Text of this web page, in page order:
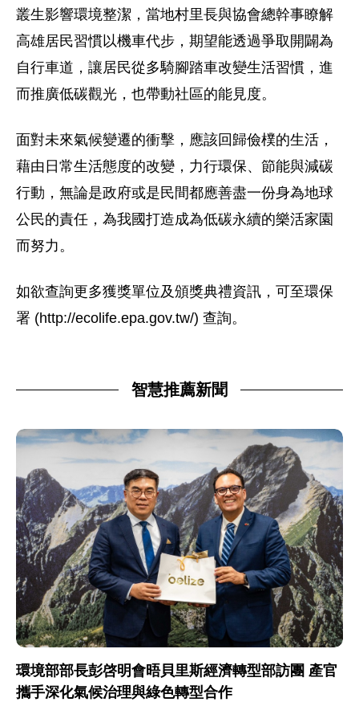
叢生影響環境整潔，當地村里長與協會總幹事瞭解
高雄居民習慣以機車代步，期望能透過爭取開闢為
自行車道，讓居民從多騎腳踏車改變生活習慣，進
而推廣低碳觀光，也帶動社區的能見度。
面對未來氣候變遷的衝擊，應該回歸儉樸的生活，
藉由日常生活態度的改變，力行環保、節能與減碳
行動，無論是政府或是民間都應善盡一份身為地球
公民的責任，為我國打造成為低碳永續的樂活家園
而努力。
如欲查詢更多獲獎單位及頒獎典禮資訊，可至環保
署 (http://ecolife.epa.gov.tw/) 查詢。
智慧推薦新聞
環境部部長彭啓明會晤貝里斯經濟轉型部訪團 產官
攜手深化氣候治理與綠色轉型合作